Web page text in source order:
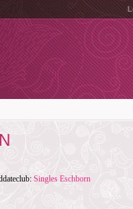
Singles Eschborn